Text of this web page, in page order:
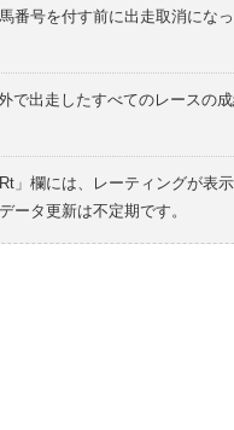
番号を付す前に出走取消にな
で出走したすべてのレースの
」欄には、レーティングが表
ータ更新は不定期です。